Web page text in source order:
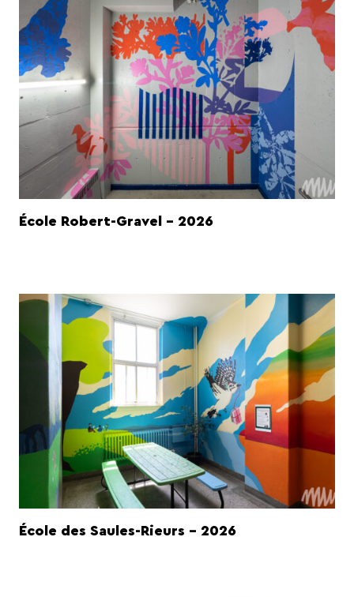
École Robert-Gravel - 2026
École des Saules-Rieurs - 2026